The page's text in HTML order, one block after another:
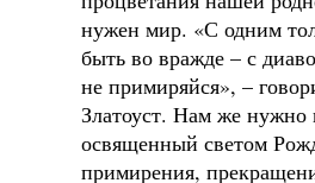
нужен мир. «С одним
быть во вражде – с
не примиряйся», –
Златоуст. Нам же нужно
освященный светом
примирения,